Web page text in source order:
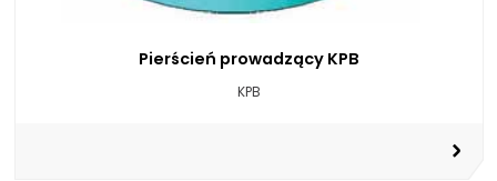
Pierścień prowadzący KPB
KPB